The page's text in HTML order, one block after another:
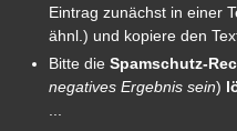
Eintrag zunächst in einer
ähnl.) und kopiere den
Bitte die Spamschutz-
negatives Ergebnis sein)
...